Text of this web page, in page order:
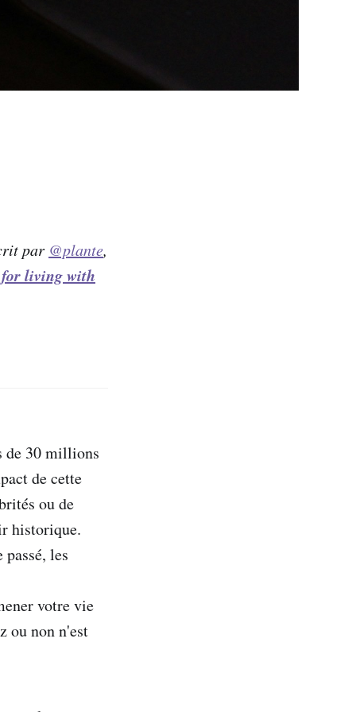
par @plante,
for living with
de 30 millions
de cette
ou de
historique.
les
votre vie
ou non n'est